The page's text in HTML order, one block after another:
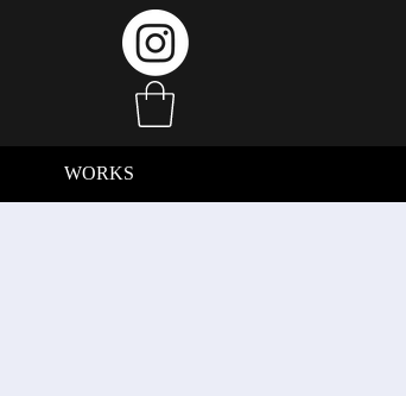
WORKS